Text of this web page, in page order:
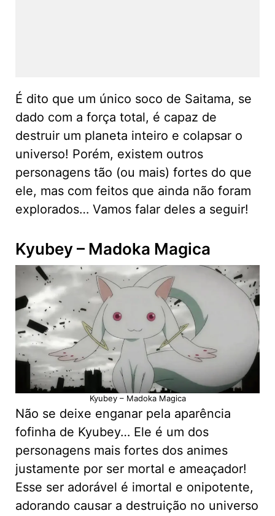
É dito que um único soco de Saitama, se
dado com a força total, é capaz de
destruir um planeta inteiro e colapsar o
universo! Porém, existem outros
personagens tão (ou mais) fortes do que
ele, mas com feitos que ainda não foram
explorados… Vamos falar deles a seguir!
Kyubey – Madoka Magica
Kyubey – Madoka Magica
Não se deixe enganar pela aparência
fofinha de Kyubey… Ele é um dos
personagens mais fortes dos animes
justamente por ser mortal e ameaçador!
Esse ser adorável é imortal e onipotente,
adorando causar a destruição no universo